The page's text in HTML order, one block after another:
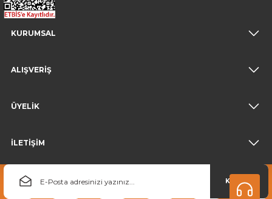
KURUMSAL
ALIŞVERİŞ
ÜYELİK
İLETİŞİM
KAYDOL